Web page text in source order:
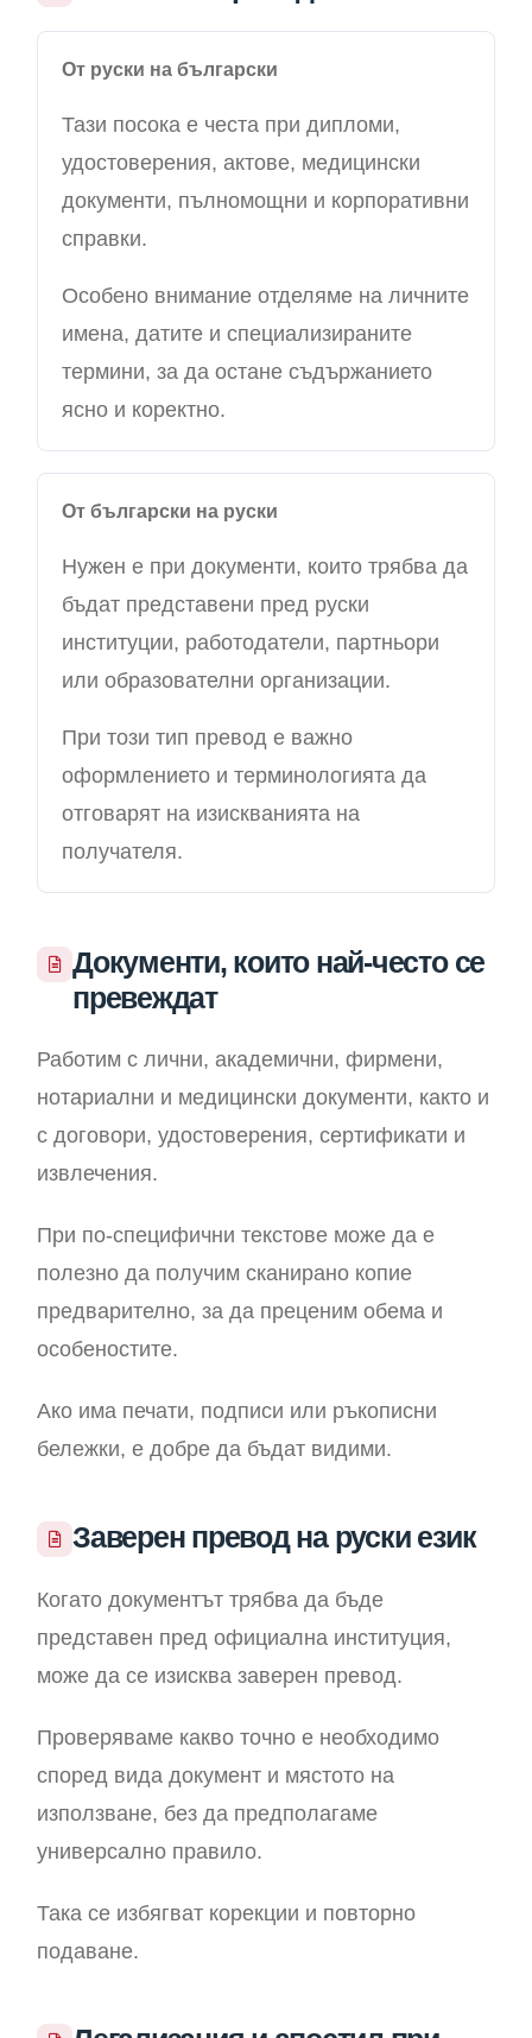
От руски на български
Тази посока е честа при дипломи,
удостоверения, актове, медицински
документи, пълномощни и корпоративни
справки.
Особено внимание отделяме на личните
имена, датите и специализираните
термини, за да остане съдържанието
ясно и коректно.
От български на руски
Нужен е при документи, които трябва да
бъдат представени пред руски
институции, работодатели, партньори
или образователни организации.
При този тип превод е важно
оформлението и терминологията да
отговарят на изискванията на
получателя.
Документи, които най-често се
превеждат
Работим с лични, академични, фирмени,
нотариални и медицински документи, както и
с договори, удостоверения, сертификати и
извлечения.
При по-специфични текстове може да е
полезно да получим сканирано копие
предварително, за да преценим обема и
особеностите.
Ако има печати, подписи или ръкописни
бележки, е добре да бъдат видими.
Заверен превод на руски език
Когато документът трябва да бъде
представен пред официална институция,
може да се изисква заверен превод.
Проверяваме какво точно е необходимо
според вида документ и мястото на
използване, без да предполагаме
универсално правило.
Така се избягват корекции и повторно
подаване.